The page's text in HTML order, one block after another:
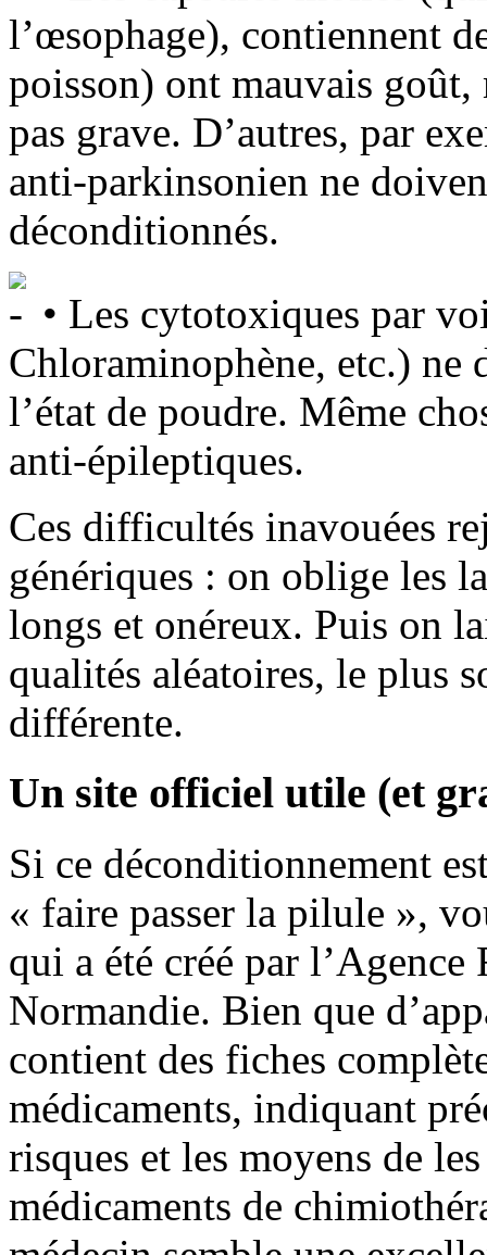
l’œsophage), contiennent
poisson) ont mauvais goût,
pas grave. D’autres, par
anti-parkinsonien ne
déconditionnés.
• Les cytotoxiques par
Chloraminophène, etc.) ne
l’état de poudre. Même
anti-épileptiques.
Ces difficultés inavouées
génériques : on oblige les
longs et onéreux. Puis on
qualités aléatoires, le plus
différente.
Un site officiel utile (et
Si ce déconditionnement
« faire passer la pilule »,
qui a été créé par l’Agence
Normandie. Bien que
contient des fiches
médicaments, indiquant
risques et les moyens de
médicaments de